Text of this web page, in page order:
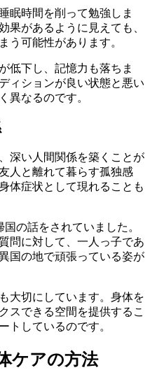
眠時間を削って勉強しま
果があるように見えても、
う可能性があります。
低下し、記憶力も落ちま
ィションが良い状態と悪い
異なるのです。
深い人間関係を築くことが
人と離れて暮らす孤独感
体症状として現れることも
の話をされていました。
問に対して、一人っ子であ
国の地で頑張っている姿が
大切にしています。身体を
スできる空間を提供するこ
トしているのです。
ケアの方法